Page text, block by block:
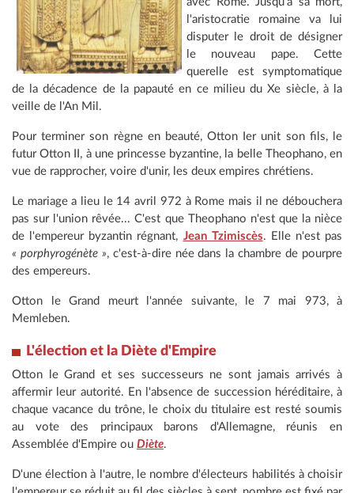
l'aristocratie romaine va lui
disputer le droit de désigner
le nouveau pape. Cette
querelle est symptomatique
de la décadence de la papauté en ce milieu du Xe siècle, à la
veille de l'An Mil.
Pour terminer son règne en beauté, Otton Ier unit son fils, le
futur Otton II, à une princesse byzantine, la belle Theophano, en
vue de rapprocher, voire d'unir, les deux empires chrétiens.
Le mariage a lieu le 14 avril 972 à Rome mais il ne débouchera
pas sur l'union rêvée... C'est que Theophano n'est que la nièce
de l'empereur byzantin régnant, Jean Tzimiscès. Elle n'est pas
« porphyrogénète », c'est-à-dire née dans la chambre de pourpre
des empereurs.
Otton le Grand meurt l'année suivante, le 7 mai 973, à
Memleben.
L'élection et la Diète d'Empire
Otton le Grand et ses successeurs ne sont jamais arrivés à
affermir leur autorité. En l'absence de succession héréditaire, à
chaque vacance du trône, le choix du titulaire est resté soumis
au vote des principaux barons d'Allemagne, réunis en
Assemblée d'Empire ou Diète.
D'une élection à l'autre, le nombre d'électeurs habilités à choisir